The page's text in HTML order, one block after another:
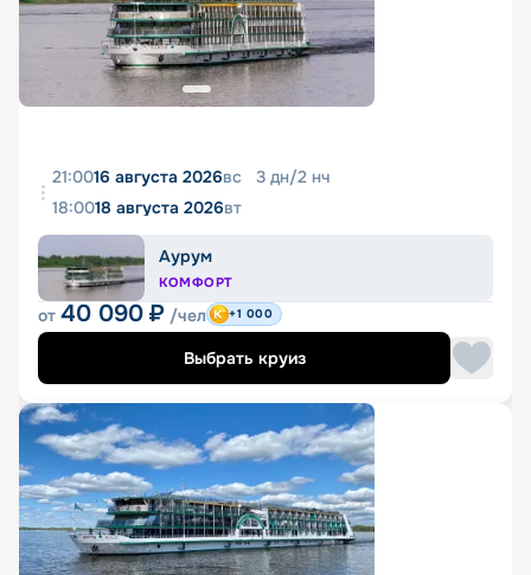
21:0016 августа 2026вс 3 дн/2 нч
18:0018 августа 2026вт
Аурум
КОМФОРТ
от 40 090 ₽ /чел +1 000
Выбрать круиз